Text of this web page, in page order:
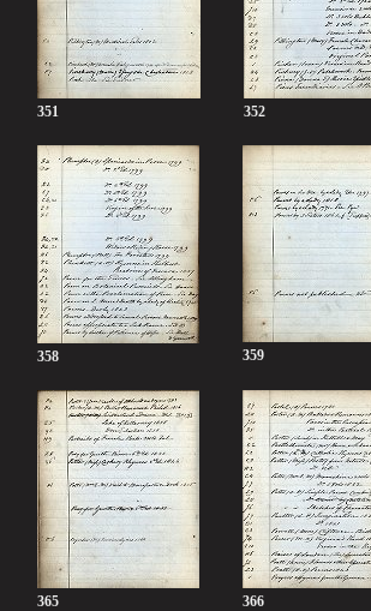
351 352
358 359
365 366